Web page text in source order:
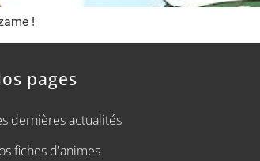
!
pages
dernières actualités
fiches d'animes